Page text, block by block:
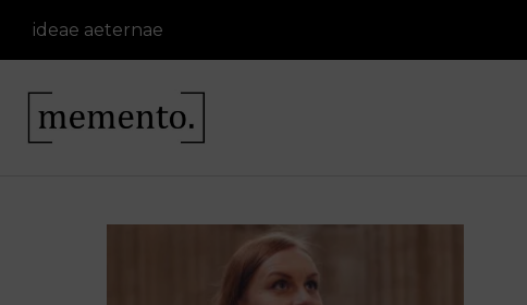
ideae aeternae